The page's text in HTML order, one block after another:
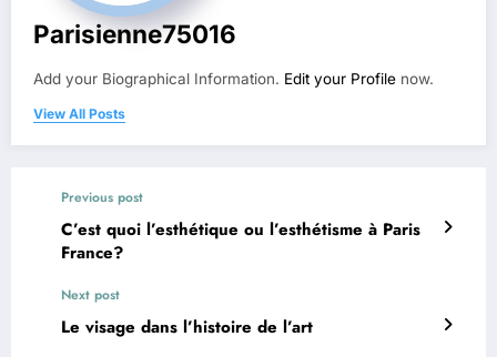
Parisienne75016
Add your Biographical Information. Edit your Profile now.
View All Posts
Previous post
C’est quoi l’esthétique ou l’esthétisme à Paris
France?
Next post
Le visage dans l’histoire de l’art